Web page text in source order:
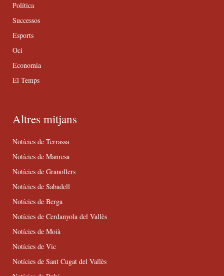
Política
Successos
Esports
Oci
Economia
El Temps
Altres mitjans
Notícies de Terrassa
Notícies de Manresa
Notícies de Granollers
Notícies de Sabadell
Notícies de Berga
Notícies de Cerdanyola del Vallès
Notícies de Moià
Notícies de Vic
Notícies de Sant Cugat del Vallès